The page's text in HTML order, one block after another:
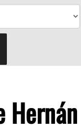
Hernán